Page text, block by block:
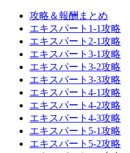
攻略＆報酬まとめ
エキスパート1-1攻略
エキスパート2-1攻略
エキスパート3-1攻略
エキスパート3-2攻略
エキスパート3-3攻略
エキスパート4-1攻略
エキスパート4-2攻略
エキスパート4-3攻略
エキスパート5-1攻略
エキスパート5-2攻略